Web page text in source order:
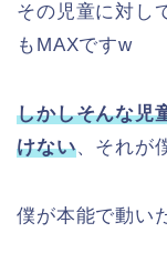
その児童に対し
もMAXですw
しかしそんな児
けない、それが
僕が本能で動い